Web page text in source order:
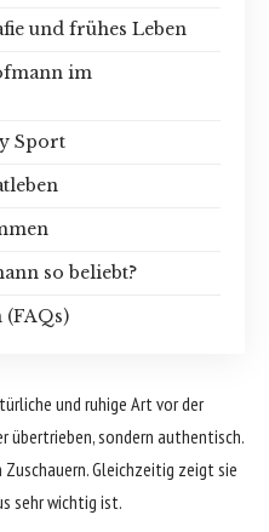
und frühes Leben
im
Sport
so beliebt?
(FAQs)
und ruhige Art vor der
übertrieben, sondern authentisch.
Gleichzeitig zeigt sie
sehr wichtig ist.